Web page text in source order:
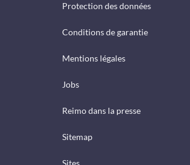
Protection des données
Conditions de garantie
Mentions légales
Jobs
Reimo dans la presse
Sitemap
Sites